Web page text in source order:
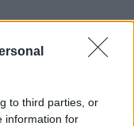
to third parties, or
information for
είναι